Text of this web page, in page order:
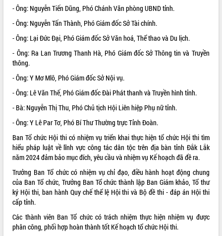
VIDEO
Không có file video nào để phát.
ALBUM ẢNH
LIÊN KẾT WEB
THỐNG KÊ TRUY CẬP
34067
Tất cả: 66079390
- Ông: Nguyễn Tiến Dũng, Phó Chánh Văn phòng UBND tỉnh.
- Ông: Nguyễn Tấn Thành, Phó Giám đốc Sở Tài chính.
- Ông: Lại Đức Đại, Phó Giám đốc Sở Văn hoá, Thể thao và Du lịch.
- Ông: Ra Lan Trương Thanh Hà, Phó Giám đốc Sở Thông tin và Truyền
thông.
- Ông: Y Mơ Mlô, Phó Giám đốc Sở Nội vụ.
- Ông: Lê Văn Thế, Phó Giám đốc Đài Phát thanh và Truyền hình tỉnh.
- Bà: Nguyễn Thị Thu, Phó Chủ tịch Hội Liên hiệp Phụ nữ tỉnh.
- Ông: Y Lê Par Tơ, Phó Bí Thư Thường trực Tỉnh Đoàn.
Ban Tổ chức Hội thi có nhiệm vụ triển khai thực hiện tổ chức Hội thi tìm
hiểu pháp luật về lĩnh vực công tác dân tộc trên địa bàn tỉnh Đắk Lắk
năm 2024 đảm bảo mục đích, yêu cầu và nhiệm vụ Kế hoạch đã đề ra.
Trưởng Ban Tổ chức có nhiệm vụ chỉ đạo, điều hành hoạt động chung
của Ban Tổ chức, Trưởng Ban Tổ chức thành lập Ban Giám khảo, Tổ thư
ký Hội thi, ban hành Quy chế thể lệ Hội thi và Bộ đề thi - đáp án Hội thi
cấp tỉnh.
Các thành viên Ban Tổ chức có trách nhiệm thực hiện nhiệm vụ được
phân công, phối hợp hoàn thành tốt Kế hoạch tổ chức Hội thi.